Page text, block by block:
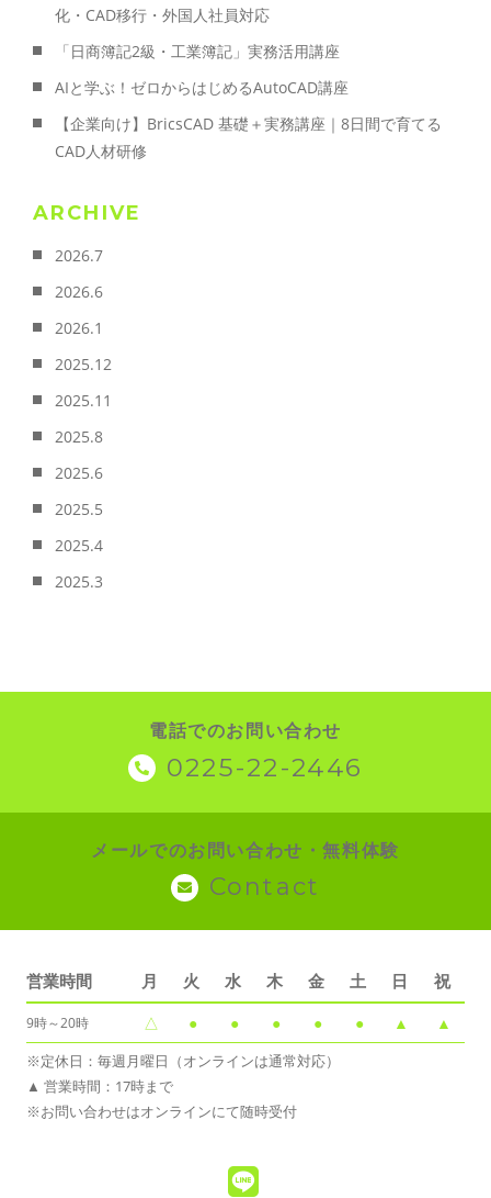
化・CAD移行・外国人社員対応
「日商簿記2級・工業簿記」実務活用講座
AIと学ぶ！ゼロからはじめるAutoCAD講座
【企業向け】BricsCAD 基礎＋実務講座｜8日間で育てる
CAD人材研修
ARCHIVE
2026.7
2026.6
2026.1
2025.12
2025.11
2025.8
2025.6
2025.5
2025.4
2025.3
電話でのお問い合わせ
0225-22-2446
メールでのお問い合わせ・無料体験
Contact
営業時間 月 火 水 木 金 土 日 祝
9時～20時 △ ● ● ● ● ● ▲ ▲
※定休日：毎週月曜日（オンラインは通常対応）
▲ 営業時間：17時まで
※お問い合わせはオンラインにて随時受付